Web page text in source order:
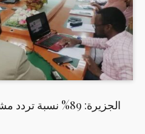
الجزيرة: 89%